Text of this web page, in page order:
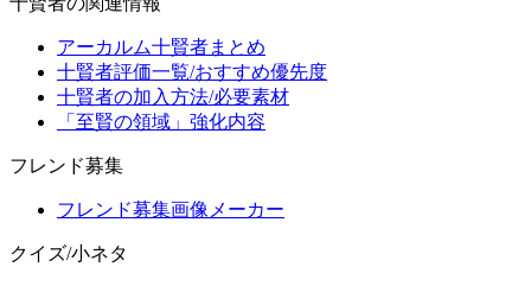
アーカルム十賢者まとめ
十賢者評価一覧/おすすめ優先度
十賢者の加入方法/必要素材
「至賢の領域」強化内容
フレンド募集
フレンド募集画像メーカー
クイズ/小ネタ